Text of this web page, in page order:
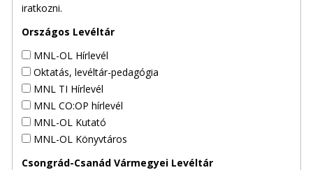
iratkozni.
Országos Levéltár
MNL-OL Hírlevél
Oktatás, levéltár-pedagógia
MNL TI Hírlevél
MNL CO:OP hírlevél
MNL-OL Kutató
MNL-OL Könyvtáros
Csongrád-Csanád Vármegyei Levéltár